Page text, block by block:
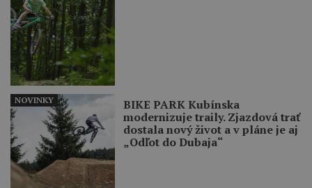
BIKE PARK Kubínska
modernizuje traily. Zjazdová trať
dostala nový život a v pláne je aj
„Odľot do Dubaja“
NOVINKY